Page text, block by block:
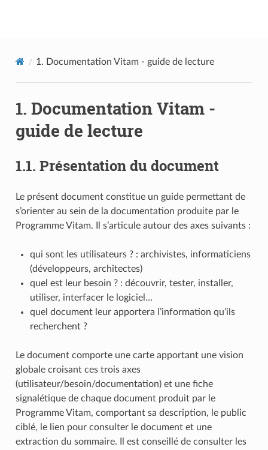
1. Documentation Vitam - guide de lecture
1. Documentation Vitam -
guide de lecture
1.1. Présentation du document
Le présent document constitue un guide permettant de
s’orienter au sein de la documentation produite par le
Programme Vitam. Il s’articule autour des axes suivants :
qui sont les utilisateurs ? : archivistes, informaticiens
(développeurs, architectes)
quel est leur besoin ? : découvrir, tester, installer,
utiliser, interfacer le logiciel…
quel document leur apportera l’information qu’ils
recherchent ?
Le document comporte une carte apportant une vision
globale croisant ces trois axes
(utilisateur/besoin/documentation) et une fiche
signalétique de chaque document produit par le
Programme Vitam, comportant sa description, le public
ciblé, le lien pour consulter le document et une
extraction du sommaire. Il est conseillé de consulter les